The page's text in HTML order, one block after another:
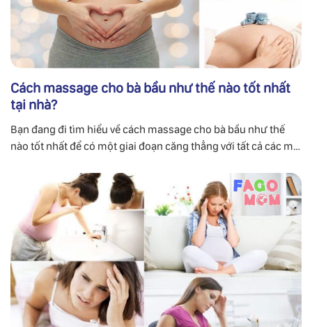
Cách massage cho bà bầu như thế nào tốt nhất
tại nhà?
Bạn đang đi tìm hiểu về cách massage cho bà bầu như thế
nào tốt nhất để có một giai đoạn căng thẳng với tất cả các mẹ